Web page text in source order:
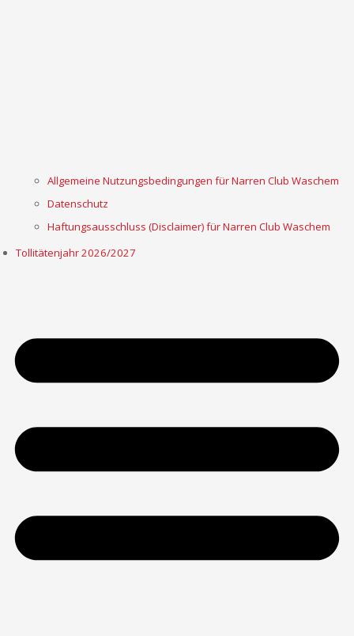
Allgemeine Nutzungsbedingungen für Narren Club Waschem
Datenschutz
Haftungsausschluss (Disclaimer) für Narren Club Waschem
Tollitätenjahr 2026/2027